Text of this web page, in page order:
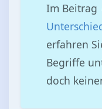
Im Beitrag
erfahren
Begriffe
doch